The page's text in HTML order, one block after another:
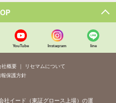
YouTube Instagram line
社概要
リセマムについて
保護方針
社イード（東証グロース上場）の運